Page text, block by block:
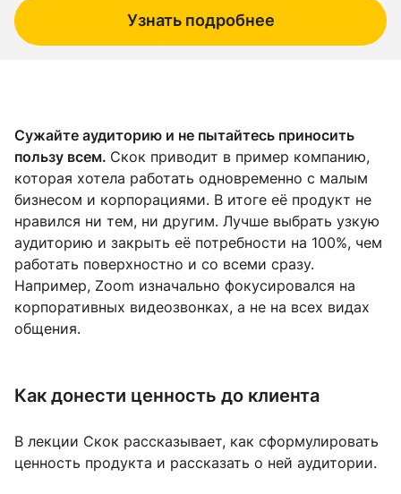
Узнать подробнее
Сужайте аудиторию и не пытайтесь приносить
пользу всем. Скок приводит в пример компанию,
которая хотела работать одновременно с малым
бизнесом и корпорациями. В итоге её продукт не
нравился ни тем, ни другим. Лучше выбрать узкую
аудиторию и закрыть её потребности на 100%, чем
работать поверхностно и со всеми сразу.
Например, Zoom изначально фокусировался на
корпоративных видеозвонках, а не на всех видах
общения.
Как донести ценность до клиента
В лекции Скок рассказывает, как сформулировать
ценность продукта и рассказать о ней аудитории.